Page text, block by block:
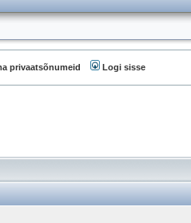
privaatsõnumeid Logi sisse